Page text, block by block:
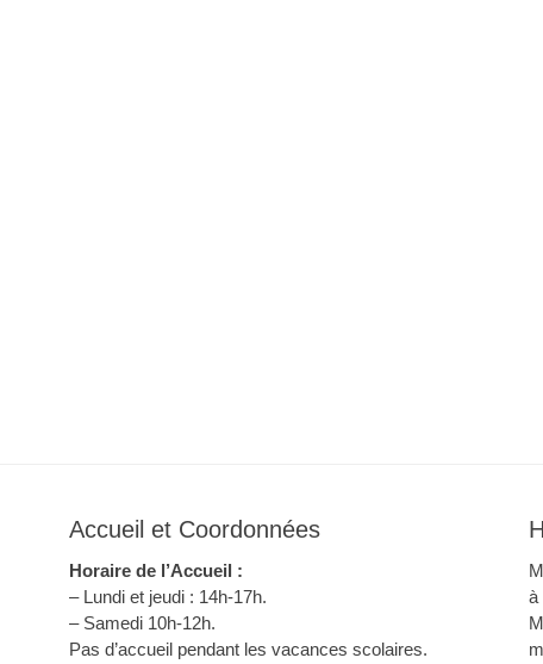
Accueil et Coordonnées
Horaire de l’Accueil :
– Lundi et jeudi : 14h-17h.
– Samedi 10h-12h.
Pas d’accueil pendant les vacances scolaires.
à